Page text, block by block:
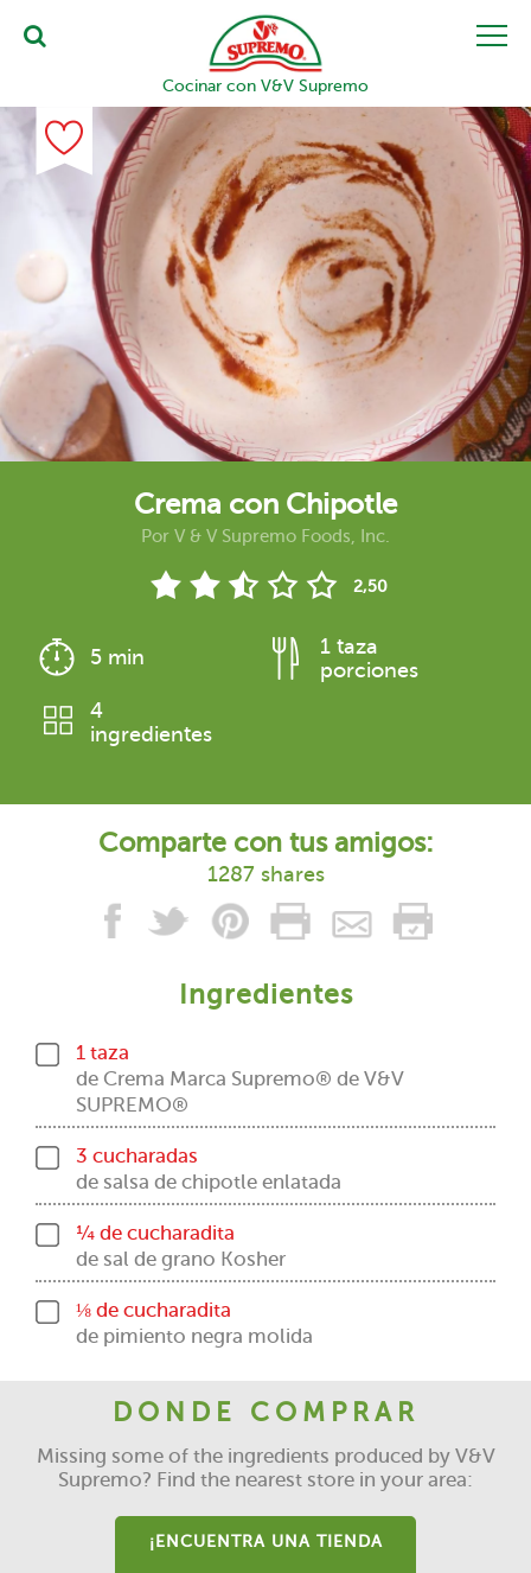
Cocinar con V&V Supremo
Crema con Chipotle
Por V & V Supremo Foods, Inc.
2,50
5 min
1 taza
porciones
4
ingredientes
Comparte con tus amigos:
1287 shares
Ingredientes
1 taza
de Crema Marca Supremo® de V&V
SUPREMO®
3 cucharadas
de salsa de chipotle enlatada
¼ de cucharadita
de sal de grano Kosher
⅛ de cucharadita
de pimiento negra molida
DONDE COMPRAR
Missing some of the ingredients produced by V&V
Supremo? Find the nearest store in your area:
¡ENCUENTRA UNA TIENDA